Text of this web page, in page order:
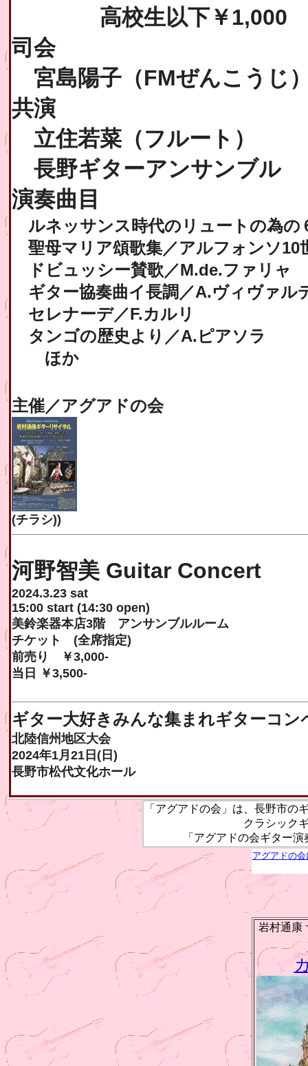
高校生以下￥1,000
司会
宮島陽子（FMぜんこうじ
共演
立住若菜（フルート）
長野ギターアンサンブル
演奏曲目
ルネッサンス時代のリュートの為の
聖母マリア頌歌集／アルフォンソ10
ドビュッシー賛歌／M.de.ファリャ
ギター協奏曲イ長調／A.ヴィヴァル
セレナーデ／F.カルリ
タンゴの歴史より／A.ピアソラ
ほか
主催／アグアドの会
(チラシ))
河野智美 Guitar Concert
2024.3.23 sat
15:00 start (14:30 open)
美鈴楽器本店3階 アンサンブルルーム
チケット (全席指定)
前売り ￥3,000-
当日 ￥3,500-
ギター大好きみんな集まれギターコン
北陸信州地区大会
2024年1月21日(日)
長野市松代文化ホール
「アグアドの会」は、長野市の
クラシック
「アグアドの会ギター
アグアドの
岩村通康